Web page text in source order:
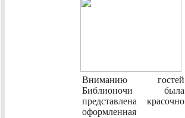
Вниманию гостей
Библионочи была
представлена красочно
оформленная